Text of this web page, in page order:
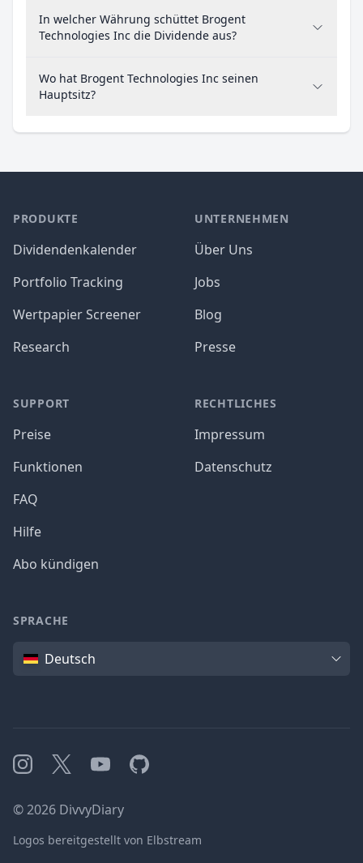
In welcher Währung schüttet Brogent
Technologies Inc die Dividende aus?
Wo hat Brogent Technologies Inc seinen
Hauptsitz?
PRODUKTE
Dividendenkalender
Portfolio Tracking
Wertpapier Screener
Research
SUPPORT
Preise
Funktionen
FAQ
Hilfe
Abo kündigen
UNTERNEHMEN
Über Uns
Jobs
Blog
Presse
RECHTLICHES
Impressum
Datenschutz
SPRACHE
SpracheDeutsch
Instagram
X YouTubeGitHub
©2026 DivvyDiary
Logos bereitgestellt von Elbstream